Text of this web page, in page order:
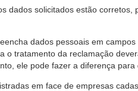
dados solicitados estão
dados pessoais em
o tratamento da reclamação
ele pode fazer a diferença
em face de empresas